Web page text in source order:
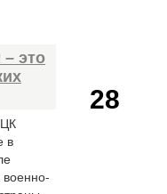
это
28
в